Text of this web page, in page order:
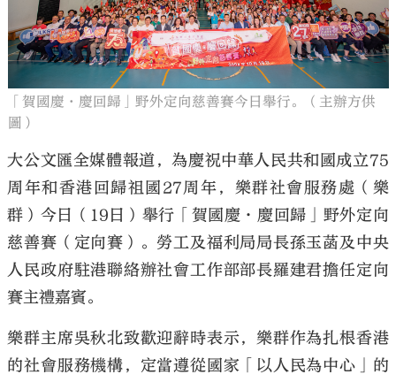
「賀國慶·慶回歸」野外定向慈善賽今日舉行。（主辦方供
圖）
大公文匯全媒體報道，為慶祝中華人民共和國成立75
周年和香港回歸祖國27周年，樂群社會服務處（樂
群）今日（19日）舉行「賀國慶·慶回歸」野外定向
慈善賽（定向賽）。勞工及福利局局長孫玉菡及中央
人民政府駐港聯絡辦社會工作部部長羅建君擔任定向
賽主禮嘉賓。
樂群主席吳秋北致歡迎辭時表示，樂群作為扎根香港
的社會服務機構，定當遵從國家「以人民為中心」的